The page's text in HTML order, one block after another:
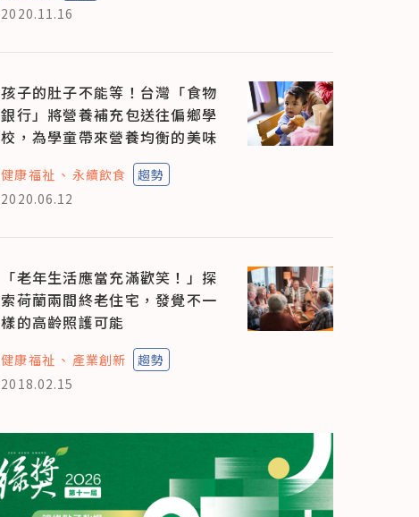
2020.11.16
孩子的肚子不能等！台灣「食物
銀行」將營養補充包送往偏鄉學
校，為學童帶來營養均衡的美味
健康福祉 永續飲食
趨勢
2020.06.12
「老年生活應當充滿歡笑！」探
索荷蘭兩間終老住宅，發覺不一
樣的高齡照護可能
健康福祉 產業創新
趨勢
2018.02.15